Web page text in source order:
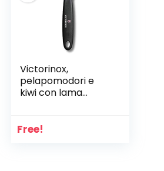
Victorinox,
pelapomodori e
kiwi con lama
lavabile in
Free!